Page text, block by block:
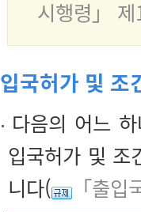
시행령」
입국허가 및 조
다음의 어느
입국허가 및 조
니다(
「출